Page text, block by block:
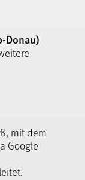
Donau)
mit dem
Google